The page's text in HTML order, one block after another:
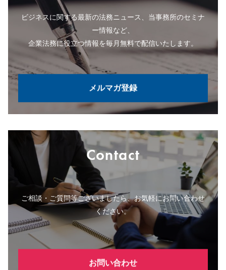
ビジネスに関する最新の法務ニュース、当事務所のセミナ
ー情報など、
企業法務に役立つ情報を毎月無料で配信いたします。
メルマガ登録
Contact
ご相談・ご質問等ございましたら、お気軽にお問い合わせ
ください。
お問い合わせ